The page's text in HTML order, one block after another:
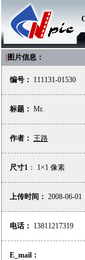
图片信息：
编号： 111131-01530
标题： Mr.
作者： 王路
尺寸1 ： 1×1 像素
上传时间： 2008-06-01
电话： 13811217319
E_mail：